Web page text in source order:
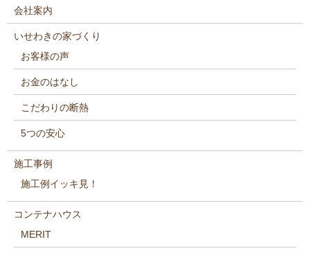
会社案内
いせわきの家づくり
お客様の声
お金のはなし
こだわりの断熱
5つの安心
施工事例
施工例イッキ見！
コンテナハウス
MERIT